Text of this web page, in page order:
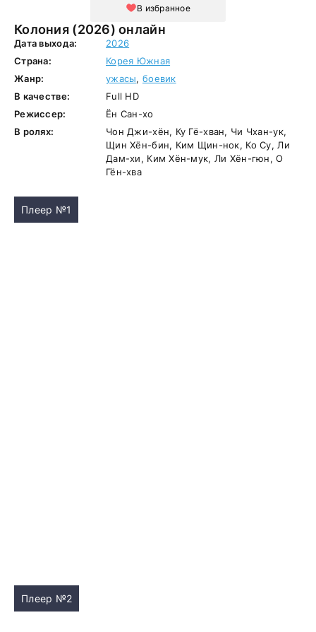
Колония (2026) онлайн
В избранное
Дата выхода:
2026
Страна:
Корея Южная
Жанр:
ужасы, боевик
В качестве:
Full HD
Режиссер:
Ён Сан-хо
В ролях:
Чон Джи-хён, Ку Гё-хван, Чи Чхан-ук,
Щин Хён-бин, Ким Щин-нок, Ко Су, Ли
Дам-хи, Ким Хён-мук, Ли Хён-гюн, О
Гён-хва
Плеер №1
Плеер №2